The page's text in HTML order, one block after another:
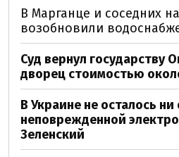
В Марганце и соседних
возобновили
Суд вернул государству
дворец стоимостью
В Украине не осталось ни
неповрежденной
Зеленский